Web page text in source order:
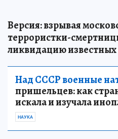
Версия: взрывая
террористки-
ликвидацию
Над СССР военные
пришельцев: как
искала и изучала
НАУКА